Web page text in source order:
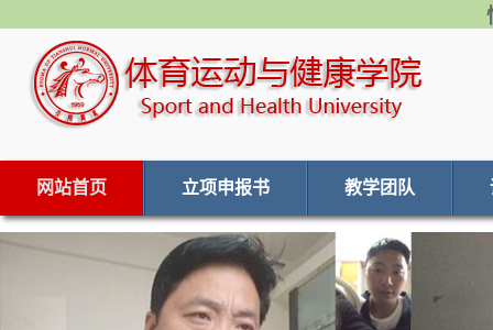
网站首页 立项申报书 教学团队